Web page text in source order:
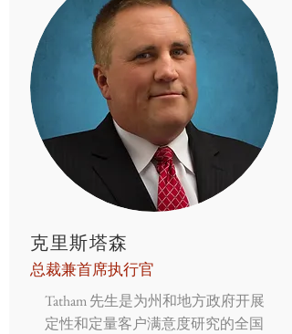
克里斯塔森
总裁兼首席执行官
Tatham 先生是为州和地方政府开展
定性和定量客户满意度研究的全国